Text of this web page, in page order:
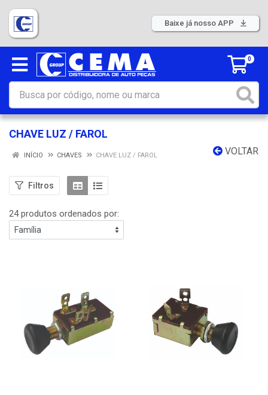
Baixe já nosso APP
0
CHAVE LUZ / FAROL
VOLTAR
INÍCIO CHAVES CHAVE LUZ / FAROL
Filtros
24 produtos ordenados por: